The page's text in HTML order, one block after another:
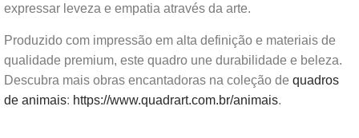
expressar leveza e empatia através da arte.
Produzido com impressão em alta definição e materiais de
qualidade premium, este quadro une durabilidade e beleza.
Descubra mais obras encantadoras na coleção de quadros
de animais: https://www.quadrart.com.br/animais.